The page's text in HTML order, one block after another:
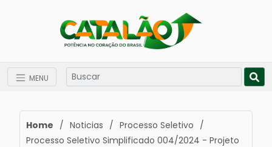
MENU
Home / Noticias / Processo Seletivo /
Processo Seletivo Simplificado 004/2024 - Projeto